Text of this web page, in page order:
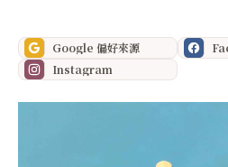
Google 偏好來源
Instagram